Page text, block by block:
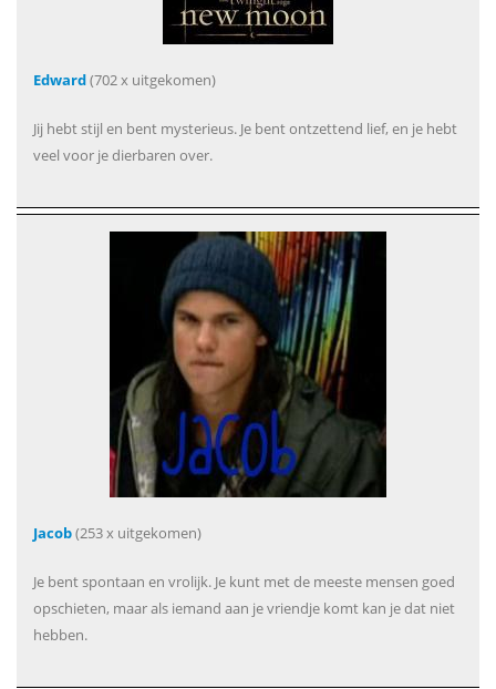
Edward(702 x uitgekomen)
Jij hebt stijl en bent mysterieus. Je bent ontzettend lief, en je hebt
veel voor je dierbaren over.
Jacob(253 x uitgekomen)
Je bent spontaan en vrolijk. Je kunt met de meeste mensen goed
opschieten, maar als iemand aan je vriendje komt kan je dat niet
hebben.